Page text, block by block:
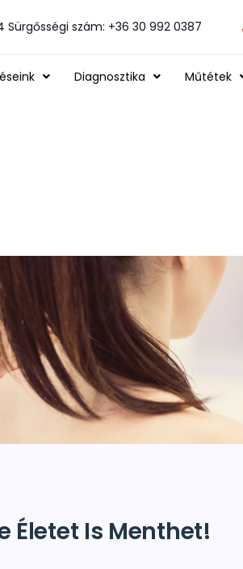
Sürgősségi szám: +36 30 992 0387
Diagnosztika Műtétek
Életet Is Menthet!